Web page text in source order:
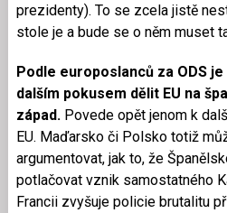
prezidenty). To se zcela jistě
stole je a bude se o něm muset
Podle europoslanců za ODS
dalším pokusem dělit EU na
západ. Povede opět jenom k
EU. Maďarsko či Polsko totiž
argumentovat, jak to, že
potlačovat vznik samostatného
Francii zvyšuje policie brutalitu